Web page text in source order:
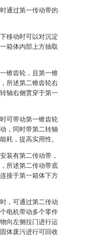
通过第一传动带的
移动时可以对沉淀
箱体内部上方抽取
锥齿轮，且第一锥
所述第二锥齿轮右
轴右侧贯穿于第一
可带动第一锥齿轮
，同时带第二转轴
耗，提高实用性。
装有第二传动带，
所述第二传动带底
接于第一箱体下方
，可通过第二传动
电机带动多个零件
向左侧拉门进行运
体废污进行可回收